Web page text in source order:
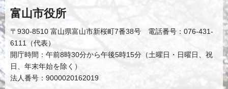
富山市役所
〒930-8510 富山県富山市新桜町7番38号 電話番号：076-431-
6111（代表）
開庁時間：午前8時30分から午後5時15分（土曜日・日曜日、祝
日、年末年始を除く）
法人番号：9000020162019